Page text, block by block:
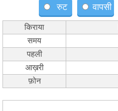
रुट वापसी
किराया
समय
पहली
आख़री
फ़ोन